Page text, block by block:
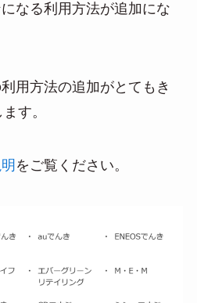
なる利用方法が追加にな
用方法の追加がとてもき
す。
をご覧ください。